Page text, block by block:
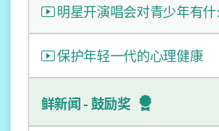
明星开演唱会对青少年有什
保护年轻一代的心理健康
鲜新闻 - 鼓励奖